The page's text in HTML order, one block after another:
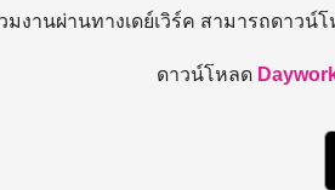
มงานผ่านทางเดย์เวิร์ค สามารถดาวน์
ดาวน์โหลด